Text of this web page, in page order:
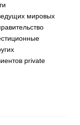
мировых
private